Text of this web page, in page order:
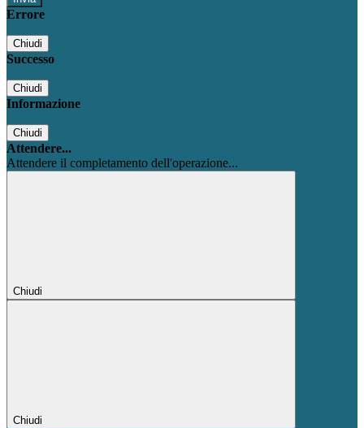
Errore
Chiudi
Successo
Chiudi
Informazione
Chiudi
Attendere...
Attendere il completamento dell'operazione...
Chiudi
Chiudi